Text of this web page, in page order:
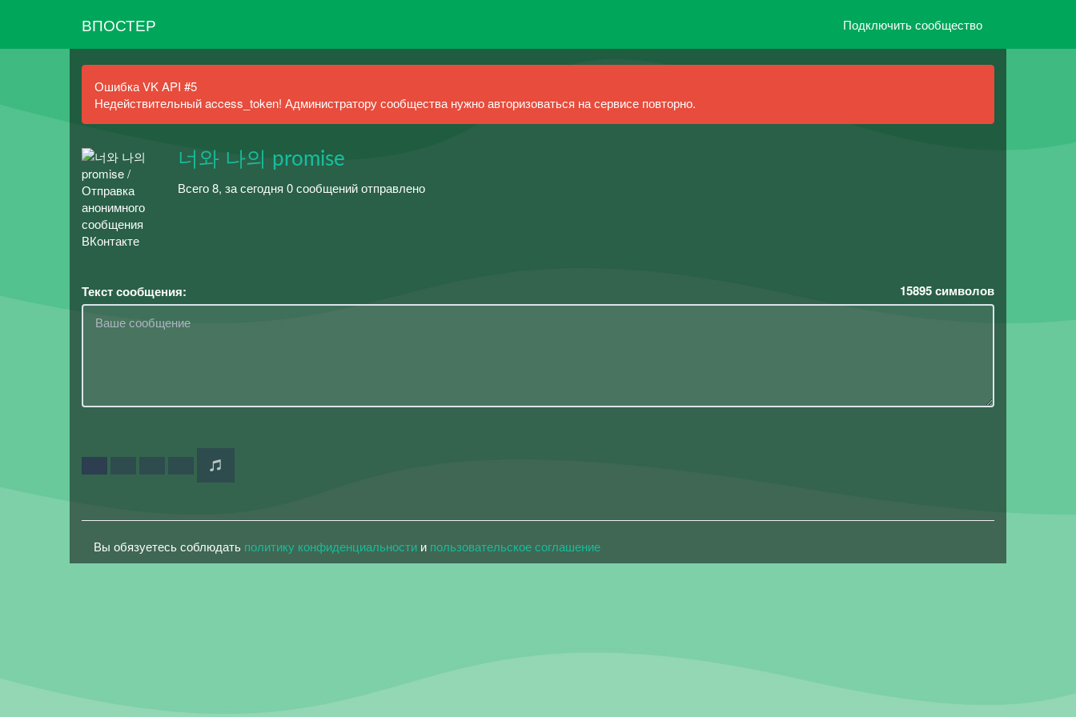
ВПОСТЕР Подключить сообщество
Ошибка VK API #5
Недействительный access_token! Администратору сообщества нужно авторизоваться на сервисе повторно.
너와 나의 promise
Всего 8, за сегодня 0 сообщений отправлено
Текст сообщения: 15895символов
Вы обязуетесь соблюдать политику конфиденциальности и пользовательское соглашение